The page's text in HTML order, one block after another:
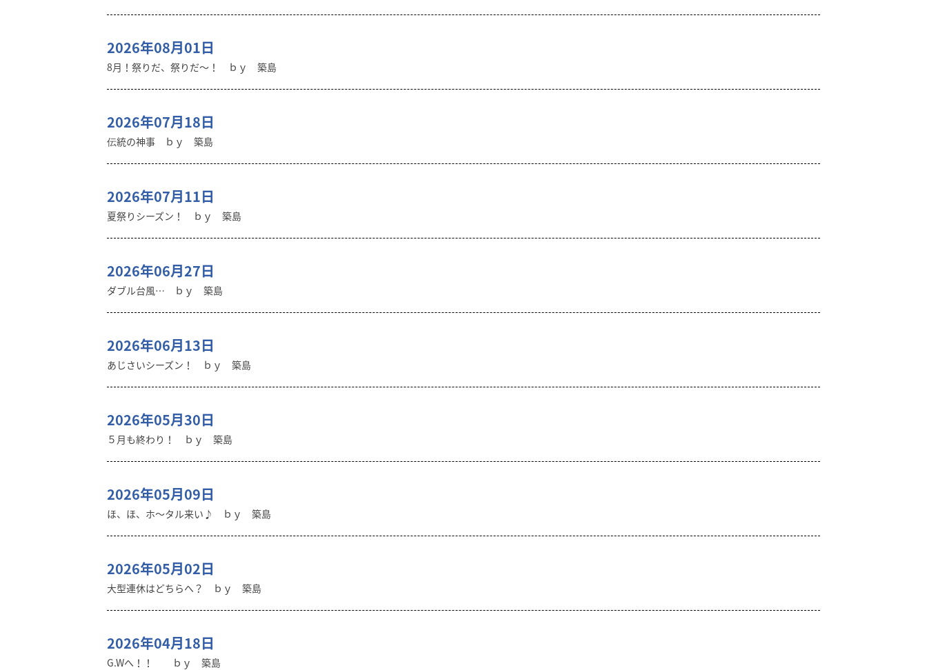
2026年08月01日
8月！祭りだ、祭りだ～！ ｂｙ 築島
2026年07月18日
伝統の神事 ｂｙ 築島
2026年07月11日
夏祭りシーズン！ ｂｙ 築島
2026年06月27日
ダブル台風… ｂｙ 築島
2026年06月13日
あじさいシーズン！ ｂｙ 築島
2026年05月30日
５月も終わり！ ｂｙ 築島
2026年05月09日
ほ、ほ、ホ～タル来い♪ ｂｙ 築島
2026年05月02日
大型連休はどちらへ？ ｂｙ 築島
2026年04月18日
G.Wへ！！ ｂｙ 築島